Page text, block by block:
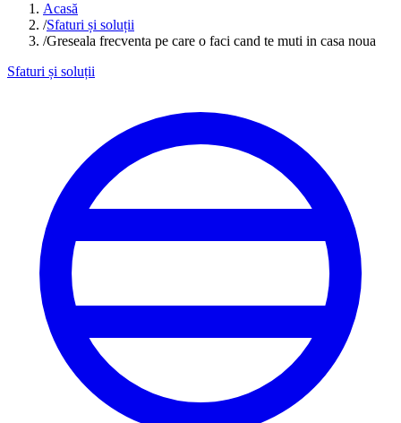
Acasă
/Sfaturi și soluții
/Greseala frecventa pe care o faci cand te muti in casa noua
Sfaturi și soluții